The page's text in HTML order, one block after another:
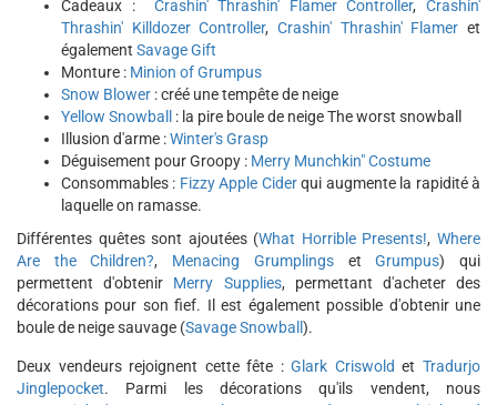
Cadeaux : Crashin' Thrashin' Flamer Controller,Crashin'
Thrashin' Killdozer Controller,Crashin' Thrashin' Flamer et
également Savage Gift
Monture : Minion of Grumpus
Snow Blower : créé une tempête de neige
Yellow Snowball
: la pire boule de neige The worst snowball
Illusion d'arme :Winter's Grasp
Déguisement pour Groopy : Merry Munchkin" Costume
Consommables : Fizzy Apple Ciderqui augmente la rapidité à
laquelle on ramasse.
Différentes quêtes sont ajoutées (What Horrible Presents!,Where
Are the Children?, Menacing GrumplingsetGrumpus) qui
permettent d'obtenir Merry Supplies, permettant d'acheter des
décorations pour son fief. Il est également possible d'obtenir une
boule de neige sauvage (Savage Snowball ).
Deux vendeurs rejoignent cette fête :Glark Criswold etTradurjo
Jinglepocket. Parmi les décorations qu'ils vendent, nous